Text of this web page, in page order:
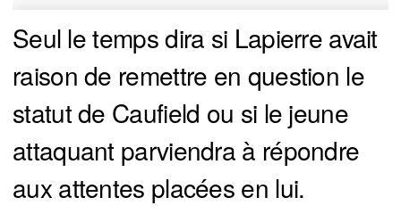
Seul le temps dira si Lapierre avait
raison de remettre en question le
statut de Caufield ou si le jeune
attaquant parviendra à répondre
aux attentes placées en lui.